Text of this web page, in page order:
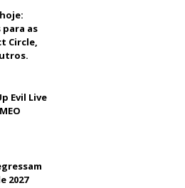
as
Circle,
Evil Live
2027